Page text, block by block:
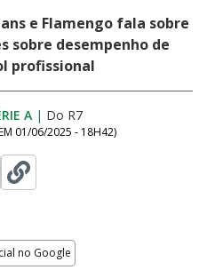
e Flamengo fala sobre
sobre desempenho de
profissional
A | Do R7
01/06/2025 - 18H42)
no Google